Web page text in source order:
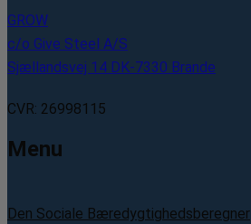
GROW
c/o Give Steel A/S
Sjællandsvej 14 DK-7330 Brande
CVR: 26998115
Menu
Den Sociale Bæredygtighedsberegner